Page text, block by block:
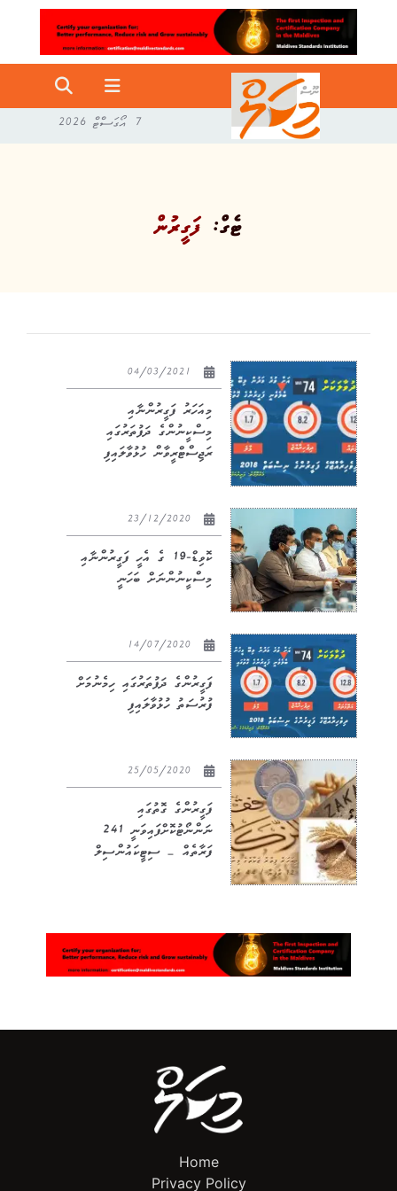
7 އޯގަސްޓް 2026
ޓެގް: ފަގީރުން
މިއަހަރު ފަގީރުންނާއި
މިސްކީނުންގެ ދަފުތަރުގައި
ރަޖިސްޓްރީވާން ހުޅުވާލައިފި
ކޮވިޑް-19 ގެ އެހީ ފަގީރުންނާއި
މިސްކީނުންނަށް ބަހަނީ
ފަގީރުންގެ ދަފުތަރުގައި ހިމެނުމަށް
ފުރުސަތު ހުޅުވާލައިފި
ފަގީރުންގެ ގޮތުގައި
ނަންނޯޓުކޮށްފައިވަނީ 241
ފަރާތެއް – ސިޓީކައުންސިލް
Home
Privacy Policy